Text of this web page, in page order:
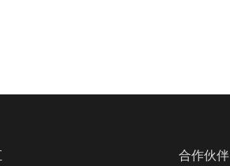
合作伙伴